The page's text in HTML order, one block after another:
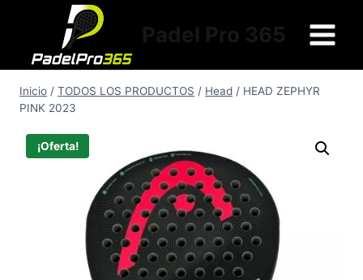
contenido
Inicio / TODOS LOS PRODUCTOS / Head / HEAD ZEPHYR
PINK 2023
¡Oferta!